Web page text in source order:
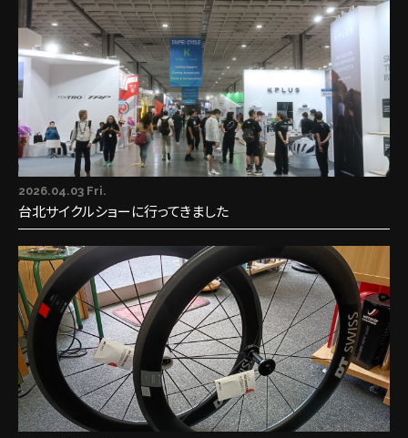
2026.04.03 Fri.
台北サイクルショーに行ってきました